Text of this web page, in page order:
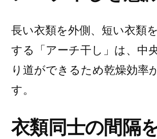
長い衣類を外側、短い衣類
する「アーチ干し」は、中
り道ができるため乾燥効率
す。
衣類同士の間隔